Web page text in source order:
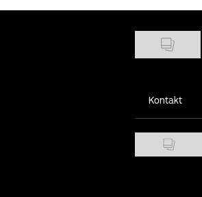
Kontakt